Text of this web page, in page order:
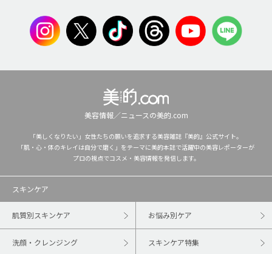
美容情報／ニュースの美的.com
「美しくなりたい」女性たちの願いを追求する美容雑誌『美的』公式サイト。
「肌・心・体のキレイは自分で磨く」をテーマに美的本誌で活躍中の美容レポーターが
プロの視点でコスメ・美容情報を発信します。
スキンケア
肌質別スキンケア お悩み別ケア
洗顔・クレンジング スキンケア特集